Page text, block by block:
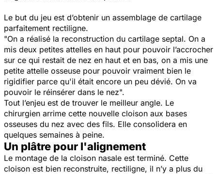
Le but du jeu est d’obtenir un assemblage de cartilage
parfaitement rectiligne.
"On a réalisé la reconstruction du cartilage septal. On a
mis deux petites attelles en haut pour pouvoir l’accrocher
sur ce qui restait de nez en haut et en bas, on a mis une
petite attelle osseuse pour pouvoir vraiment bien le
rigidifier parce qu'il était encore un peu dévié. On va
pouvoir le réinsérer dans le nez".
Tout l’enjeu est de trouver le meilleur angle. Le
chirurgien arrime cette nouvelle cloison aux bases
osseuses du nez avec des fils. Elle consolidera en
quelques semaines à peine.
Un plâtre pour l'alignement
Le montage de la cloison nasale est terminé. Cette
cloison est bien reconstruite, rectiligne, il n’y a plus du